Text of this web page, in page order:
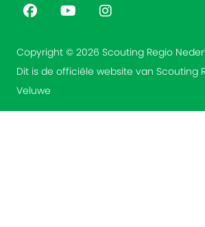
Copyright © 2026 Scouting Regio
Dit is de officiële website van Scouting
Veluwe